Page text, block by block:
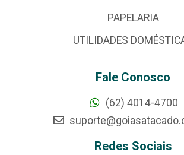
PAPELARIA
UTILIDADES
Fale Conosco
(62) 4014-4700
Redes Sociais